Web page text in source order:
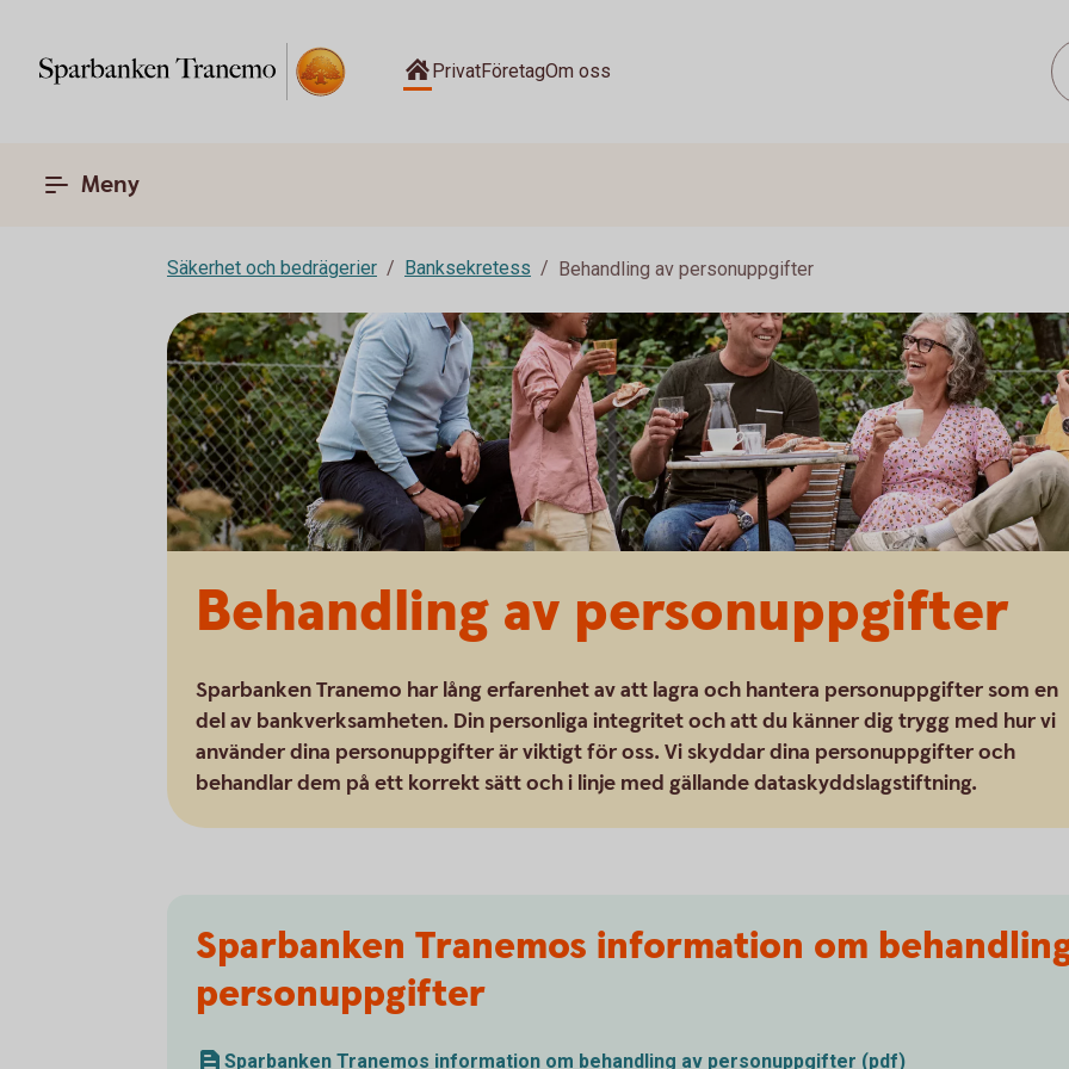
PrivatFöretagOm oss
Meny
Säkerhet och bedrägerier Banksekretess Behandling av personuppgifter
Behandling av personuppgifter
Sparbanken Tranemo har lång erfarenhet av att lagra och hantera personuppgifter som en
del av bankverksamheten. Din personliga integritet och att du känner dig trygg med hur vi
använder dina personuppgifter är viktigt för oss. Vi skyddar dina personuppgifter och
behandlar dem på ett korrekt sätt och i linje med gällande dataskyddslagstiftning.
Sparbanken Tranemos information om
personuppgifter
Sparbanken Tranemos information om behandling av personuppgifter (pdf)